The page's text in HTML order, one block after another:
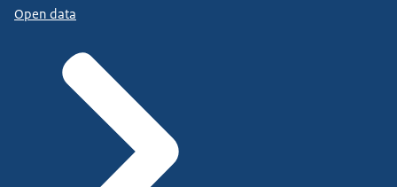
Open data